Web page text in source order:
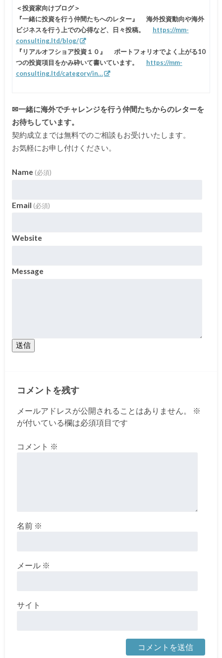
＜投資家向けブログ＞
『一緒に投資を行う仲間たちへのレター』 海外投資動向や海外
ビジネスを行う上での心得など、日々投稿。 https://mm-
consulting.ltd/blog/
『リアルオフショア投資１０』 ポートフォリオでよく上がる10
つの投資項目をかみ砕いて書いています。 https://mm-
consulting.ltd/category/in…
✉一緒に海外でチャレンジを行う仲間たちからのレターを
お待ちしています。
契約成立までは無料でのご相談もお受けいたします。
お気軽にお申し付けください。
Name (必須)
Email (必須)
Website
Message
送信
コメントを残す
メールアドレスが公開されることはありません。
※
が付いている欄は必須項目です
コメント ※
名前 ※
メール ※
サイト